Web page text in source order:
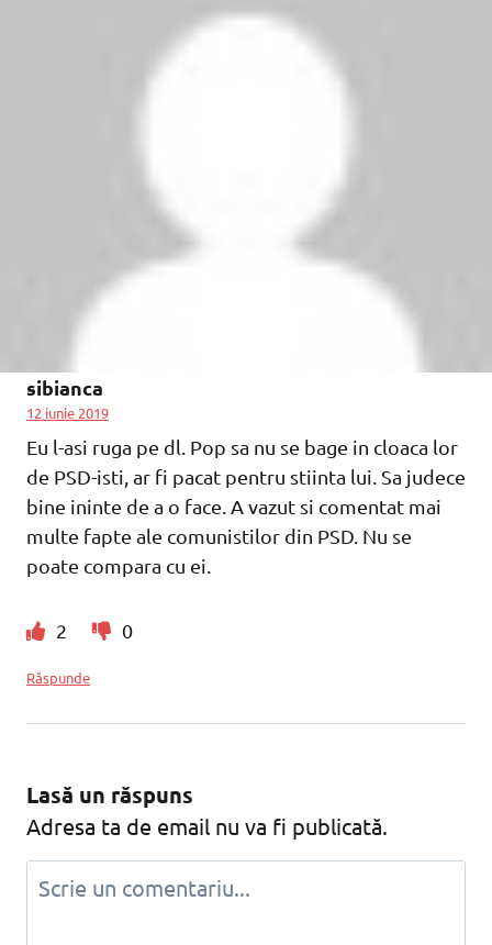
sibianca
12 iunie 2019
Eu l-asi ruga pe dl. Pop sa nu se bage in cloaca lor
de PSD-isti, ar fi pacat pentru stiinta lui. Sa judece
bine ininte de a o face. A vazut si comentat mai
multe fapte ale comunistilor din PSD. Nu se
poate compara cu ei.
2 0
Răspunde
Lasă un răspuns
Adresa ta de email nu va fi publicată.